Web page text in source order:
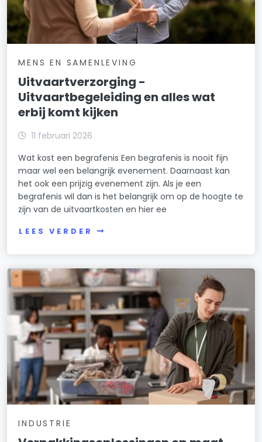
MENS EN SAMENLEVING
Uitvaartverzorging -
Uitvaartbegeleiding en alles wat
erbij komt kijken
11 februari 2026
Wat kost een begrafenis Een begrafenis is nooit fijn
maar wel een belangrijk evenement. Daarnaast kan
het ook een prijzig evenement zijn. Als je een
begrafenis wil dan is het belangrijk om op de hoogte te
zijn van de uitvaartkosten en hier ee
LEES VERDER
INDUSTRIE